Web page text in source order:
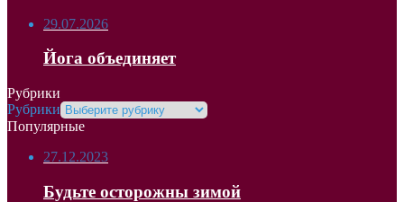
29.07.2026
Йога объединяет
Рубрики
Рубрики
Популярные
27.12.2023
Будьте осторожны зимой